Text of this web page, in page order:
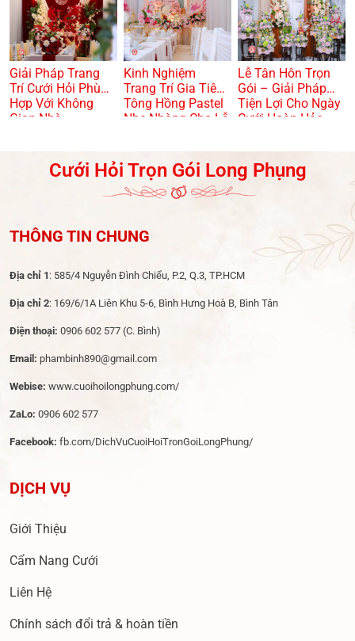
Giải Pháp Trang
Trí Cưới Hỏi Phù
Hợp Với Không
Gian Nhà
Kinh Nghiệm
Trang Trí Gia Tiên
Tông Hồng Pastel
Nhẹ Nhàng Cho Lễ
Lễ Tân Hôn Trọn
Gói – Giải Pháp
Tiện Lợi Cho Ngày
Cưới Hoàn Hảo
Cưới Hỏi Trọn Gói Long Phụng
THÔNG TIN CHUNG
Địa chỉ 1 : 585/4 Nguyễn Đình Chiểu, P.2, Q.3, TP.HCM
Địa chỉ 2: 169/6/1A Liên Khu 5-6, Bình Hưng Hoà B, Bình Tân
Điện thoại: 0906 602 577 (C. Bình)
Email: phambinh890@gmail.com
Webise: www.cuoihoilongphung.com/
ZaLo: 0906 602 577
Facebook: fb.com/DichVuCuoiHoiTronGoiLongPhung/
DỊCH VỤ
Giới Thiệu
Cẩm Nang Cưới
Liên Hệ
Chính sách đổi trả & hoàn tiền